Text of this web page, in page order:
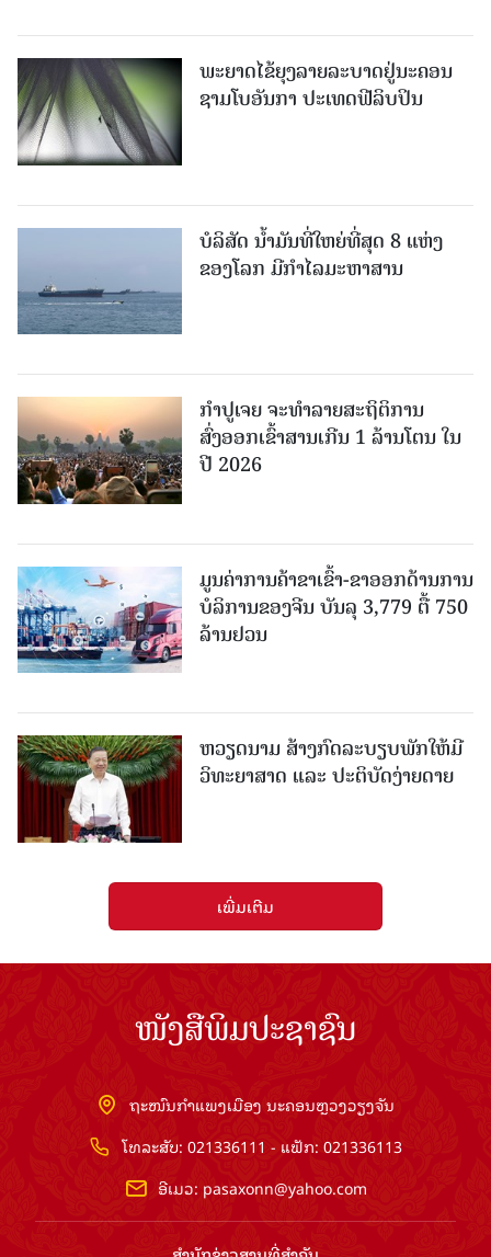
ພະຍາດໄຂ້ຍຸງລາຍລະບາດຢູ່ນະຄອນ
ຊາມໂບ​ອັນກາ ປະເທດຟີລິບປິນ
ບໍລິສັດ ນ້ຳມັນທີ່ໃຫຍ່ທີ່ສຸດ 8 ແຫ່ງ
ຂອງໂລກ ມີກຳໄລມະຫາສານ
ກຳປູເຈຍ ຈະທຳລາຍສະຖິຕິການ
ສົ່ງອອກເຂົ້າສານເກີນ 1 ລ້ານໂຕນ ໃນ
ປີ 2026
ມູນຄ່າການຄ້າຂາເຂົ້າ-ຂາອອກດ້ານການ
ບໍລິການຂອງຈີນ ບັນລຸ 3,779 ຕື້ 750
ລ້ານຢວນ
ຫວຽດນາມ ສ້າງກົດລະບຽບພັກໃຫ້ມີ
ວິທະຍາສາດ ແລະ ປະຕິບັດງ່າຍດາຍ
ເພີ່ມເຕີມ
ໜັງສືພິມປະຊາຊົນ
ຖະໜົນກຳແພງເມືອງ ນະຄອນຫຼວງວຽງຈັນ
ໂທລະສັບ: 021336111 - ແຟັກ: 021336113
ອີເມວ: pasaxonn@yahoo.com